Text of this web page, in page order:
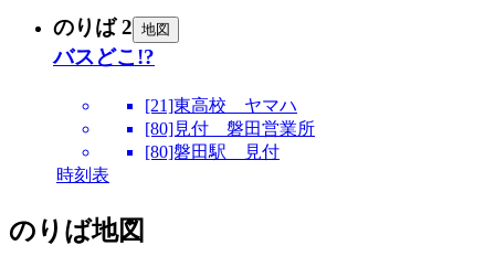
のりば 2 地図
バスどこ!?
[21]東高校 ヤマハ
[80]見付 磐田営業所
[80]磐田駅 見付
時刻表
のりば地図